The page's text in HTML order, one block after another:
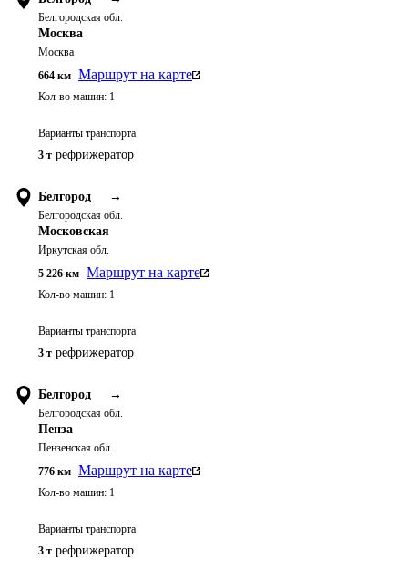
Белгородская обл.
Москва
Москва
664 км Маршрут на карте
Кол-во машин: 1
Варианты транспорта
3 т рефрижератор
Белгород →
Белгородская обл.
Московская
Иркутская обл.
5 226 км Маршрут на карте
Кол-во машин: 1
Варианты транспорта
3 т рефрижератор
Белгород →
Белгородская обл.
Пенза
Пензенская обл.
776 км Маршрут на карте
Кол-во машин: 1
Варианты транспорта
3 т рефрижератор